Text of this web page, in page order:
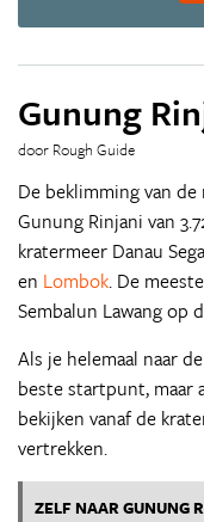
Gunung
door Rough Guide
De beklimming van
Gunung Rinjani van
kratermeer Danau
en Lombok. De
Sembalun Lawang op
Als je helemaal naar
beste startpunt, maar
bekijken vanaf de
vertrekken.
ZELF NAAR GUNUNG